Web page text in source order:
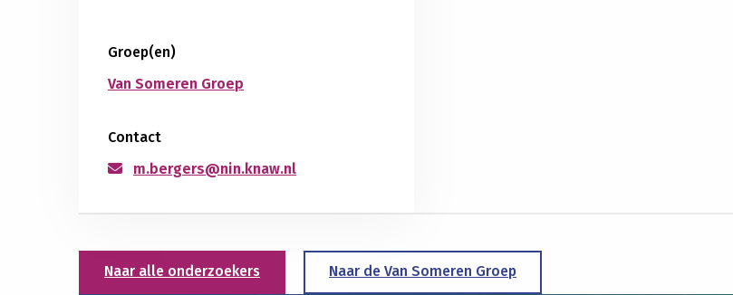
Groep(en)
Van Someren Groep
Contact
m.bergers@nin.knaw.nl
Naar alle onderzoekers Naar de Van Someren Groep